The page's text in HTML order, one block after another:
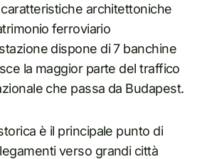
architettoniche
ferroviario
dispone di 7 banchine
la maggior parte del traffico
che passa da Budapest.
è il principale punto di
verso grandi città